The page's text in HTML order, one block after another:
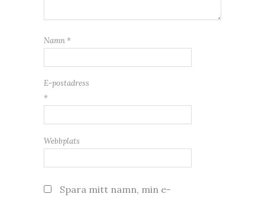
Namn *
E-postadress
*
Webbplats
Spara mitt namn, min e-